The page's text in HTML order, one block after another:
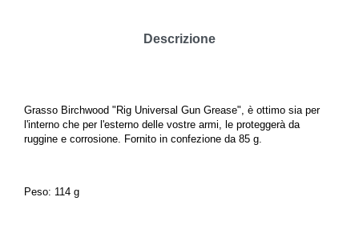
Descrizione
Grasso Birchwood "Rig Universal Gun Grease", è ottimo sia per
l'interno che per l'esterno delle vostre armi, le proteggerà da
ruggine e corrosione. Fornito in confezione da 85 g.
Peso: 114 g